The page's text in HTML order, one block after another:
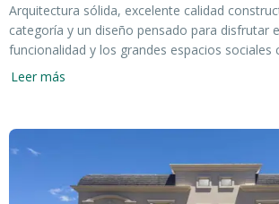
Arquitectura sólida, excelente calidad
categoría y un diseño pensado para disfrutar
funcionalidad y los grandes espacios sociales
jardín.
escritorio, toilette, y espacios de guardado
En planta alta posee master suite con
suite, dos dormitorios con placard, baño
escritorio.
Leer más